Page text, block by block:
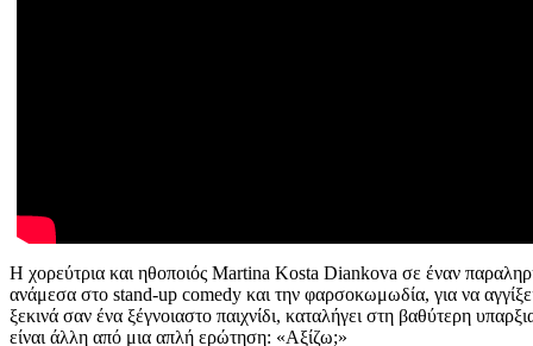
Η χορεύτρια και ηθοποιός Martina Kosta Diankova σε έναν
ανάμεσα στο stand-up comedy και την φαρσοκωμωδία, για να
ξεκινά σαν ένα ξέγνοιαστο παιχνίδι, καταλήγει στη βαθύτερη
είναι άλλη από μια απλή ερώτηση: «Αξίζω;»